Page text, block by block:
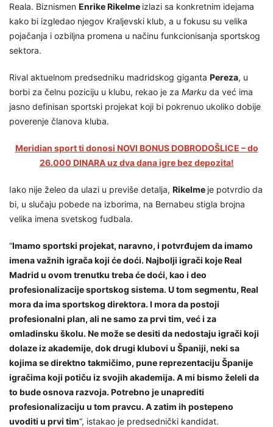
Reala. Biznismen Enrike Rikelme izlazi sa konkretnim idejama
kako bi izgledao njegov Kraljevski klub, a u fokusu su velika
pojačanja i ozbiljna promena u načinu funkcionisanja sportskog
sektora.
Rival aktuelnom predsedniku madridskog giganta Pereza, u
borbi za čelnu poziciju u klubu, rekao je za Marku da već ima
jasno definisan sportski projekat koji bi pokrenuo ukoliko dobije
poverenje članova kluba.
Meridian sport ti donosi NOVI BONUS DOBRODOŠLICE – do
26.000 DINARA uz dva dana igre bez depozita!
Iako nije želeo da ulazi u previše detalja, Rikelme je potvrdio da
bi, u slučaju pobede na izborima, na Bernabeu stigla brojna
velika imena svetskog fudbala.
“Imamo sportski projekat, naravno, i potvrđujem da imamo
imena važnih igrača koji će doći. Najbolji igrači koje Real
Madrid u ovom trenutku treba će doći, kao i deo
profesionalizacije sportskog sistema. U tom segmentu, Real
mora da ima sportskog direktora. I mora da postoji
profesionalni plan, ali ne samo za prvi tim, već i za
omladinsku školu. Ne može se desiti da nedostaju igrači koji
dolaze iz akademije, dok drugi klubovi u Španiji, neki sa
kojima se direktno takmičimo, pune reprezentaciju Španije
igračima koji potiču iz svojih akademija. A mi bismo želeli da
to bude osnova razvoja. Potrebno je unaprediti
profesionalizaciju u tom pravcu. A zatim ih postepeno
uvoditi u prvi tim“, istakao je predsednički kandidat.